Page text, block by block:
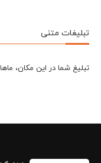
تبلیغات متنی
تبلیغ شما در این مکان، ماهانه 149 هزار